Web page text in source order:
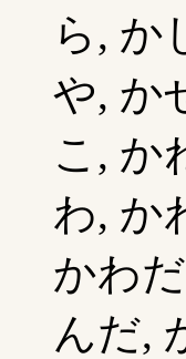
ら, か
や, か
こ, か
わ, か
かわ
んだ,